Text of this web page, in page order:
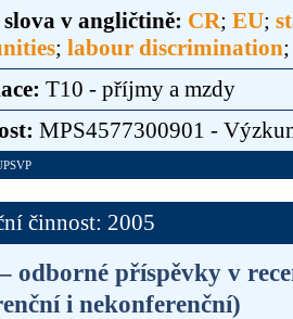
v angličtině: CR; EU;
; labour discrimination
T10 - příjmy a mzdy
MPS4577300901 -
činnost: 2005
odborné příspěvky v
i nekonferenční)